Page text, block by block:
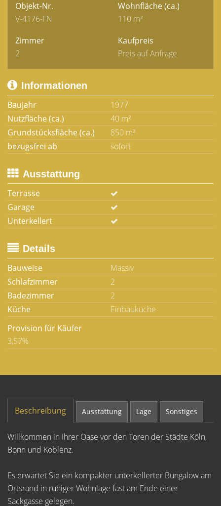
Objekt-Nr.
V-4176-FN
Wohnfläche(ca.)
110 m²
Zimmer
2
Kaufpreis
Preis auf Anfrage
Informationen
Baujahr
1977
Nutzfläche (ca.)
40 m²
Grundstücksfläche (ca.)
850 m²
bezugsfrei ab
sofort
Ausstattung
Terrasse
Garage
Unterkellert
Details
Bauweise
Massiv
Schlafzimmer
2
Badezimmer
2
Küche
Einbauküche
Provision für Käufer
3,57%
Beschreibung Ausstattung Lage Sonstiges
Willkommen in Ihrer Oase vor den Toren der Städte Köln,
Bonn und Koblenz.
Es erwartet Sie ein kompakter unterkellerter Bungalow am
Ortsrand in ruhiger Wohnlage fast am Ende einer
Sackgasse gelegen.